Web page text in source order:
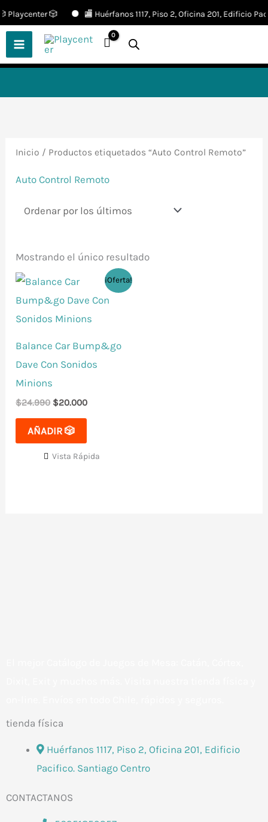
🎲 🏬 Huérfanos 1117, Piso 2, Oficina 201, Edificio
Ir
al
contenido
Inicio / Productos etiquetados “Auto Control Remoto”
Auto Control Remoto
Mostrando el único resultado
¡Oferta!
Balance Car Bump&go
Dave Con Sonidos
Minions
$24.990
El
precio
original
$24.990.
$20.000
precio
actual
$20.000.
AÑADIR 🎲
Vista Rápida
tienda física
Huérfanos 1117, Piso 2, Oficina 201, Edificio
Pacifico. Santiago Centro
CONTACTANOS
🎲¡Descubre nuestras increíbles
ofertas!🎲
📢 ¡OFERTAS! 🔥